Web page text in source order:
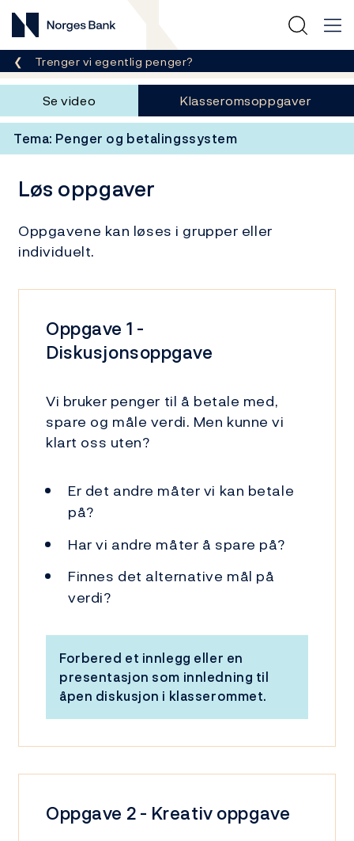
Norges Bank
Her er du nå:
Trenger vi egentlig penger?
Elevoppgave
Se video
Klasseromsoppgaver
Tema: Penger og betalingssystem
Løs oppgaver
Oppgavene kan løses i grupper eller
individuelt.
Oppgave 1 -
Diskusjonsoppgave
Vi bruker penger til å betale med,
spare og måle verdi. Men kunne vi
klart oss uten?
Er det andre måter vi kan betale
på?
Har vi andre måter å spare på?
Finnes det alternative mål på
verdi?
Forbered et innlegg eller en
presentasjon som innledning til
åpen diskusjon i klasserommet.
Oppgave 2 - Kreativ oppgave